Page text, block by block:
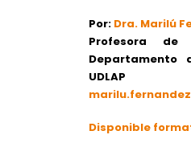
Por: Dra. Marilú
Profesora
Departamento
UDLAP
Disponible